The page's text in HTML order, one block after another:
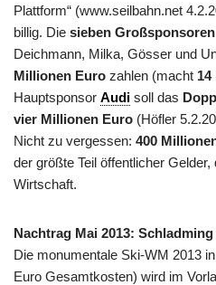
Plattform“ (www.seilbahn.net
billig. Die sieben Großsponsoren
Deichmann, Milka, Gösser und
Millionen Euro zahlen (macht
Hauptsponsor Audi soll das
vier Millionen Euro (Höfler
Nicht zu vergessen: 400
der größte Teil öffentlicher
Wirtschaft.
Nachtrag Mai 2013:
Die monumentale Ski-WM 2013
Euro Gesamtkosten) wird im